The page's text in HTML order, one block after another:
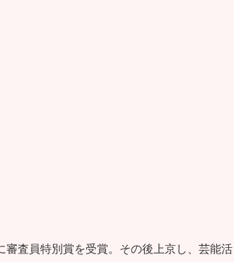
査員特別賞を受賞。その後上京し、芸能活